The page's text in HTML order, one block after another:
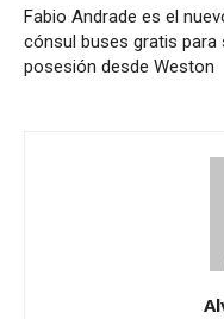
Fabio Andrade es el
cónsul buses gratis para
posesión desde Weston